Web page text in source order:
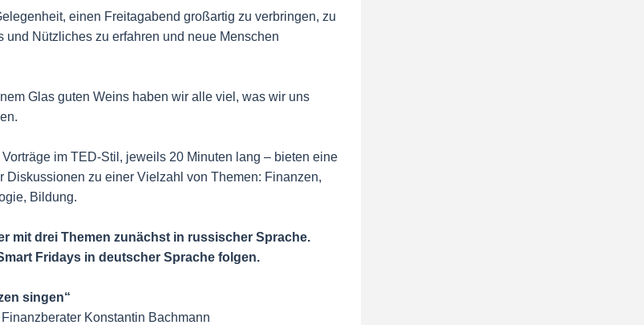
einen Freitagabend großartig zu verbringen, zu
und Nützliches zu erfahren und neue Menschen
Glas guten Weins haben wir alle viel, was wir uns
im TED-Stil, jeweils 20 Minuten lang – bieten eine
Diskussionen zu einer Vielzahl von Themen: Finanzen,
Bildung.
mit drei Themen zunächst in russischer Sprache.
Fridays in deutscher Sprache folgen.
singen“
Konstantin Bachmann